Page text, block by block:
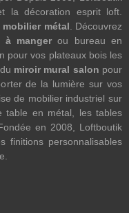
la décoration esprit loft.
mobilier métal. Découvrez
mangerou bureau en
pour vos plateaux bois les
miroir mural salon pour
de la lumière sur vos
de mobilier industriel sur
table en métal, les tables
en 2008, Loftboutik
finitions personnalisables